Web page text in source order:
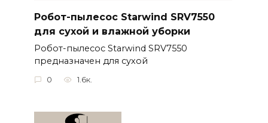
Робот-пылесос Starwind SRV7550
для сухой и влажной уборки
Робот-пылесос Starwind SRV7550
предназначен для сухой
0 1.6к.